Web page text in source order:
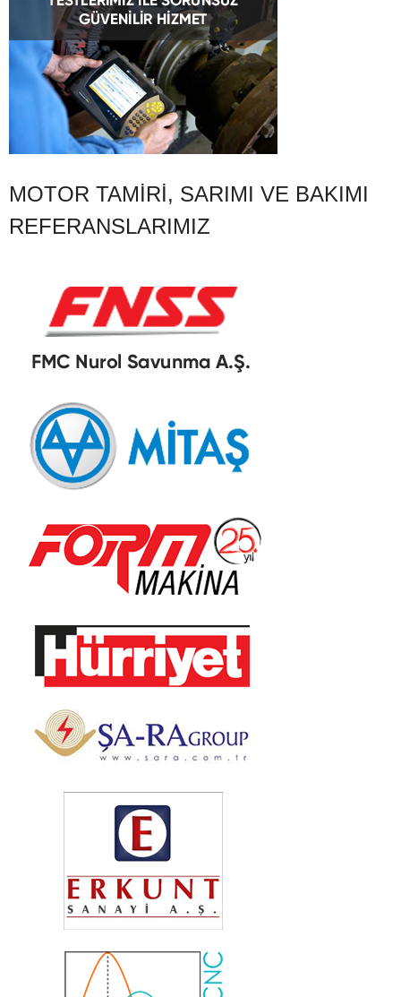
MOTOR TAMIRI, SARIMI VE BAKIMI
REFERANSLARIMIZ